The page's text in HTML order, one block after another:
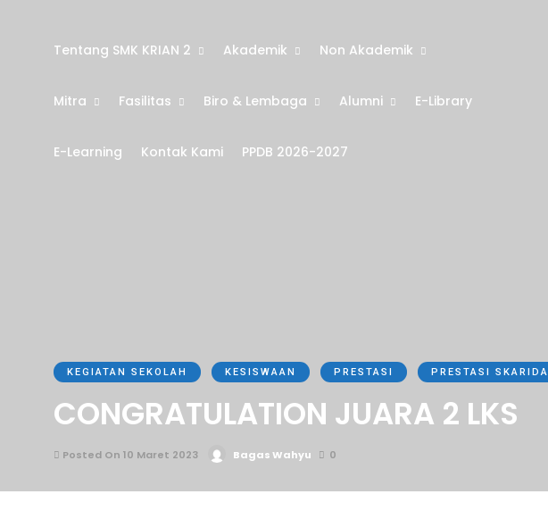
Tentang SMK KRIAN 2 Akademik Non Akademik
Mitra Fasilitas Biro & Lembaga Alumni E-Library
E-Learning Kontak Kami PPDB 2026-2027
KEGIATAN SEKOLAH KESISWAAN PRESTASI PRESTASI SKARIDA
CONGRATULATION JUARA 2 LKS
Posted On 10 Maret 2023 Bagas Wahyu 0